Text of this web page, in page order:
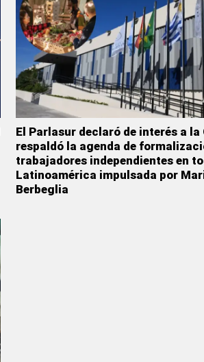
El Parlasur declaró de interés a la
respaldó la agenda de
trabajadores independientes en
Latinoamérica impulsada por
Berbeglia